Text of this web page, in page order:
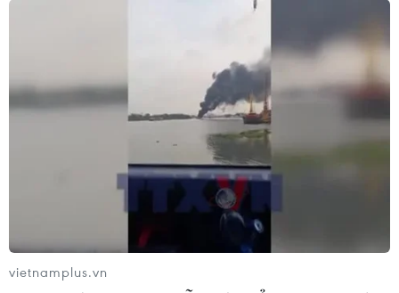
vietnamplus.vn